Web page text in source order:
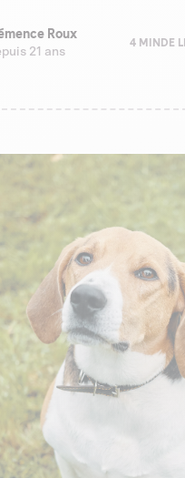
Roux
21 ans
4 MIN DE